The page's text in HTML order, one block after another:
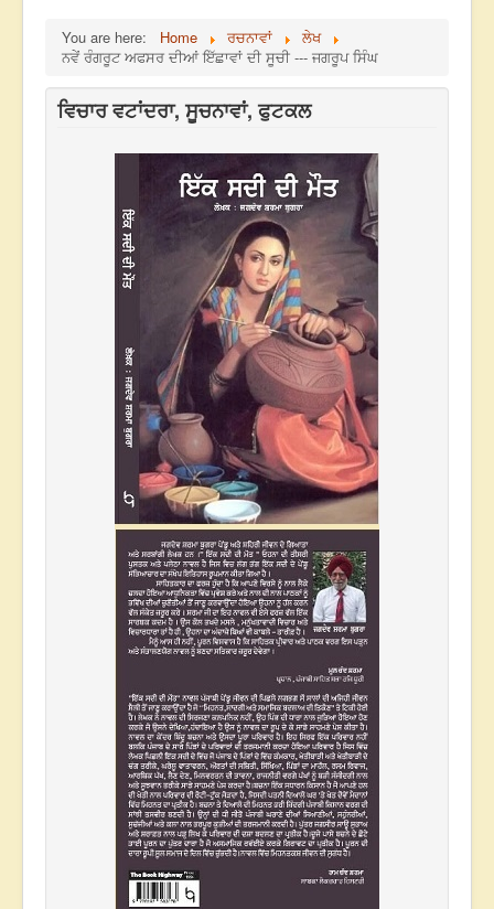
You are here: Home ਰਚਨਾਵਾਂ
ਲੇਖ
ਨਵੇਂ ਰੰਗਰੂਟ ਅਫਸਰ ਦੀਆਂ ਇੱਛਾਵਾਂ ਦੀ ਸੂਚੀ --- ਜਗਰੂਪ ਸਿੰਘ
ਵਿਚਾਰ ਵਟਾਂਦਰਾ, ਸੂਚਨਾਵਾਂ, ਫੁਟਕਲ